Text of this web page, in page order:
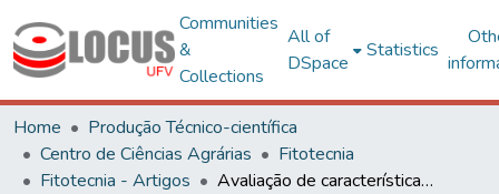
Communities
&
Collections
All of
DSpace
Statistics
Home
Produção Técnico-científica
Centro de Ciências Agrárias
Fitotecnia
Fitotecnia - Artigos
Avaliação de características agronômicas, qualidade fisiológica da semente e de patógenos do sorgo, em duas épocas de colheita